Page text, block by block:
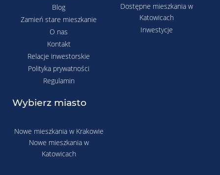
Blog
Zamień stare mieszkanie
O nas
Kontakt
Relacje inwestorskie
Polityka prywatności
Regulamin
Dostępne mieszkania w
Katowicach
Inwestycje
Wybierz miasto
Nowe mieszkania w Krakowie
Nowe mieszkania w
Katowicach